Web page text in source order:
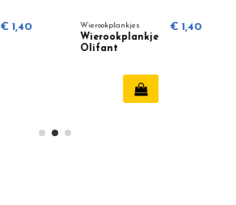
€ 1,40 Wierookplankjes
Wierookplankje
Olifant
€ 1,40